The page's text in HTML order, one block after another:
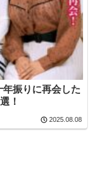
振りに再会した
！
2025.08.08